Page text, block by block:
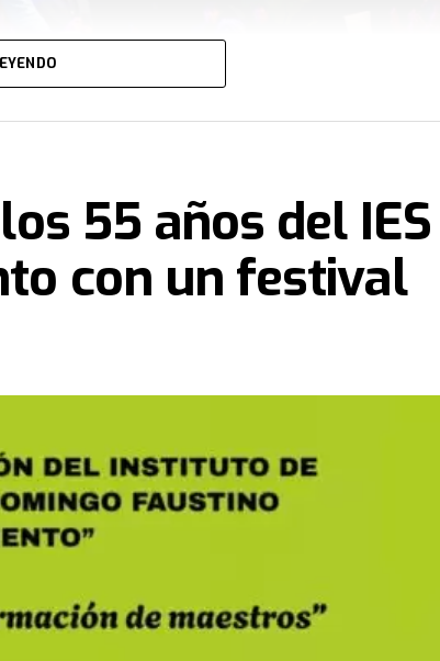
internacionales, procedentes de Nigeria,
instalaciones de la Iglesia Portal del Cielo
55 años del IES
con un festival